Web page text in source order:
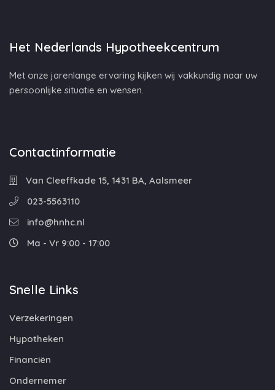
Het Nederlands Hypotheekcentrum
Met onze jarenlange ervaring kijken wij vakkundig naar uw
persoonlijke situatie en wensen.
Contactinformatie
Van Cleeffkade 15, 1431 BA, Aalsmeer
023-5563110
info@hnhc.nl
Ma - Vr 9:00 - 17:00
Snelle Links
Verzekeringen
Hypotheken
Financiën
Ondernemer